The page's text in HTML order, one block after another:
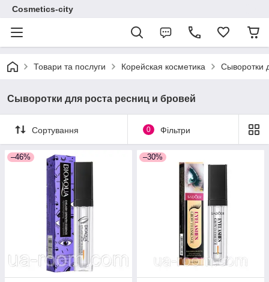
Cosmetics-city
Товари та послуги Корейская косметика Сыворотки
Сыворотки для роста ресниц и бровей
Сортування 0 Фільтри
–46% –30%